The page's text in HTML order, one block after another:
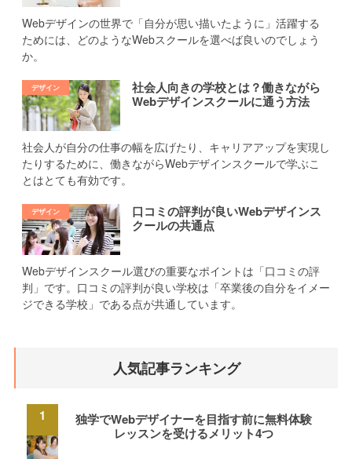
Webデザインの世界で「自分が思い描いたように」活躍する
ためには、どのようなWebスクールを選べば良いのでしょう
か。
社会人向きの学校とは？働きながら
Webデザインスクールに通う方法
社会人が自分の仕事の幅を広げたり、キャリアアップを実現し
たりするために、働きながらWebデザインスクールで学ぶこ
とはとても有効です。
口コミの評判が良いWebデザインス
クールの共通点
Webデザインスクール選びの重要なポイントは「口コミの評
判」です。口コミの評判が良い学校は「卒業後の自分をイメー
ジできる学校」である点が共通しています。
人気記事ランキング
独学でWebデザイナーを目指す前に無料体験
レッスンを受けるメリット4つ